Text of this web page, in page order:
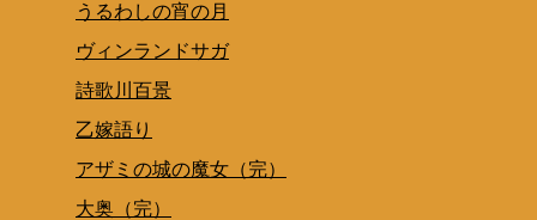
うるわしの宵の月
ヴィンランドサガ
詩歌川百景
乙嫁語り
アザミの城の魔女（完）
大奥（完）